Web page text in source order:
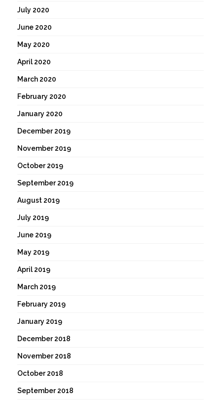
July 2020
June 2020
May 2020
April 2020
March 2020
February 2020
January 2020
December 2019
November 2019
October 2019
September 2019
August 2019
July 2019
June 2019
May 2019
April 2019
March 2019
February 2019
January 2019
December 2018
November 2018
October 2018
September 2018